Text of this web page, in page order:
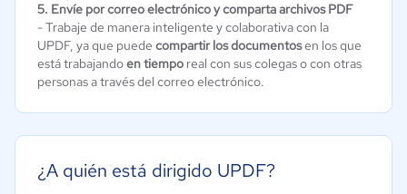
5. Envíe por correo electrónico y comparta archivos PDF
- Trabaje de manera inteligente y colaborativa con la
UPDF, ya que puede compartir los documentosen los que
está trabajandoen tiempo real con sus colegas o con otras
personas a través del correo electrónico.
¿A quién está dirigido UPDF?